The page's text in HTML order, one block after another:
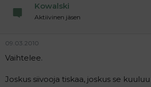
Kowalski
Aktiivinen jäsen
09.03.2010
Vaihtelee.
Joskus siivooja tiskaa, joskus se